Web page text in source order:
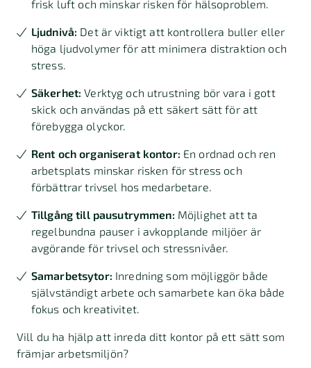
frisk luft och minskar risken för hälsoproblem.
Ljudnivå: Det är viktigt att kontrollera buller eller
höga ljudvolymer för att minimera distraktion och
stress.
Säkerhet: Verktyg och utrustning bör vara i gott
skick och användas på ett säkert sätt för att
förebygga olyckor.
Rent och organiserat kontor: En ordnad och ren
arbetsplats minskar risken för stress och
förbättrar trivsel hos medarbetare.
Tillgång till pausutrymmen: Möjlighet att ta
regelbundna pauser i avkopplande miljöer är
avgörande för trivsel och stressnivåer.
Samarbetsytor: Inredning som möjliggör både
självständigt arbete och samarbete kan öka både
fokus och kreativitet.
Vill du ha hjälp att inreda ditt kontor på ett sätt som
främjar arbetsmiljön?